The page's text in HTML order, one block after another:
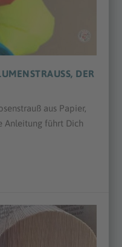
DER N
aus Papier,
Anleitung führt Dich